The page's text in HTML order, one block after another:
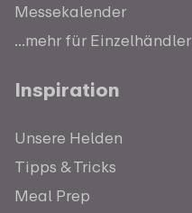
Messekalender
...mehr für Einzelhändler
Inspiration
Unsere Helden
Tipps & Tricks
Meal Prep